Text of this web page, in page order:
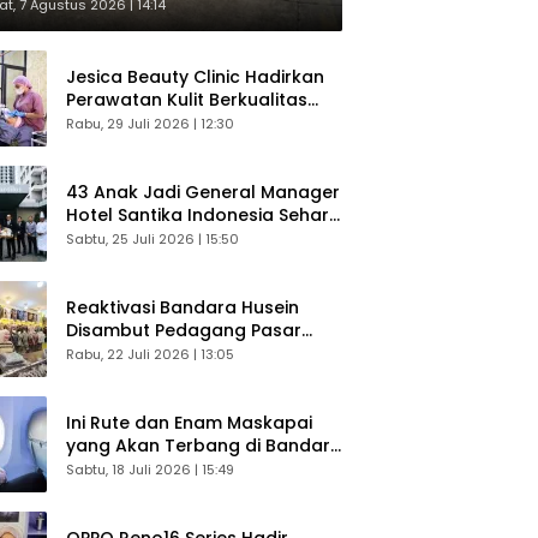
7 Agustus 2026 | 14:14
Jesica Beauty Clinic Hadirkan
Perawatan Kulit Berkualitas
Plus Konsultasi Gratis
Rabu, 29 Juli 2026 | 12:30
43 Anak Jadi General Manager
Hotel Santika Indonesia Sehari
Sukses Digelar
Sabtu, 25 Juli 2026 | 15:50
Reaktivasi Bandara Husein
Disambut Pedagang Pasar
Baru, Diyakini Bangkitkan
Rabu, 22 Juli 2026 | 13:05
Ini Rute dan Enam Maskapai
yang Akan Terbang di Bandara
Husein Sastranegara
Sabtu, 18 Juli 2026 | 15:49